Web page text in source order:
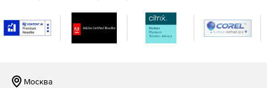
разными операционными системами. Поддержка
мониторинга серверов Windows, Linux, Solaris, HP UX и
IBM AIX.
Москва